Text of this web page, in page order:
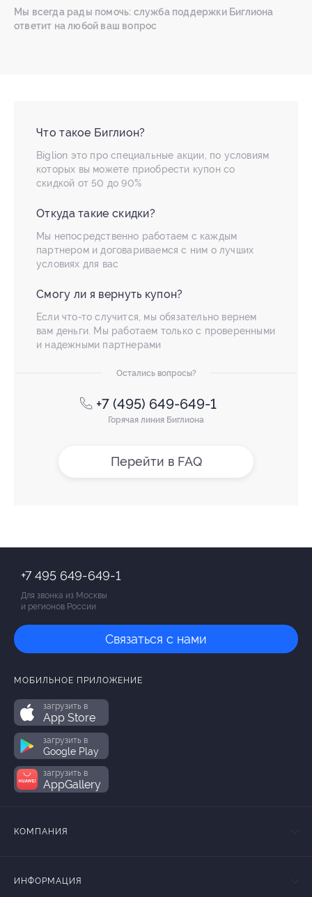
Мы всегда рады помочь: служба поддержки Биглиона
ответит на любой ваш вопрос
Что такое Биглион?
Biglion это про специальные акции, по условиям
которых вы можете приобрести купон со
скидкой от 50 до 90%
Откуда такие скидки?
Мы непосредственно работаем с каждым
партнером и договариваемся с ним о лучших
условиях для вас
Смогу ли я вернуть купон?
Если что-то случится, мы обязательно вернем
вам деньги. Мы работаем только с проверенными
и надежными партнерами
Остались вопросы?
+7 (495) 649-649-1
Горячая линия Биглиона
Перейти в FAQ
+7 495 649-649-1
Для звонка из Москвы
и регионов России
Связаться с нами
МОБИЛЬНОЕ ПРИЛОЖЕНИЕ
загрузить в
App Store
загрузить в
Google Play
загрузить в
AppGallery
КОМПАНИЯ
ИНФОРМАЦИЯ